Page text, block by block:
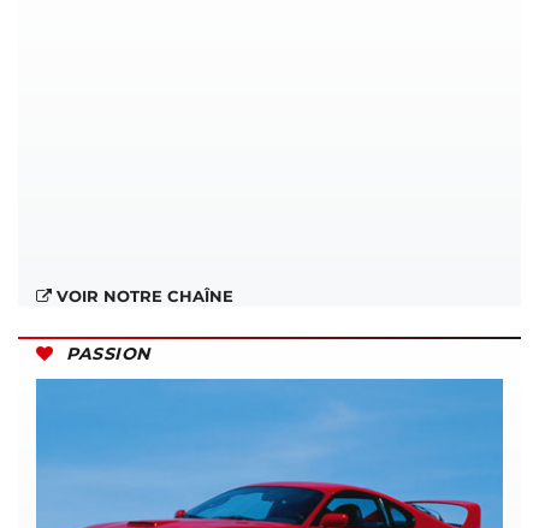
VOIR NOTRE CHAÎNE
PASSION